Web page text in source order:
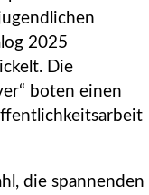
2025
Die
boten einen
die spannenden